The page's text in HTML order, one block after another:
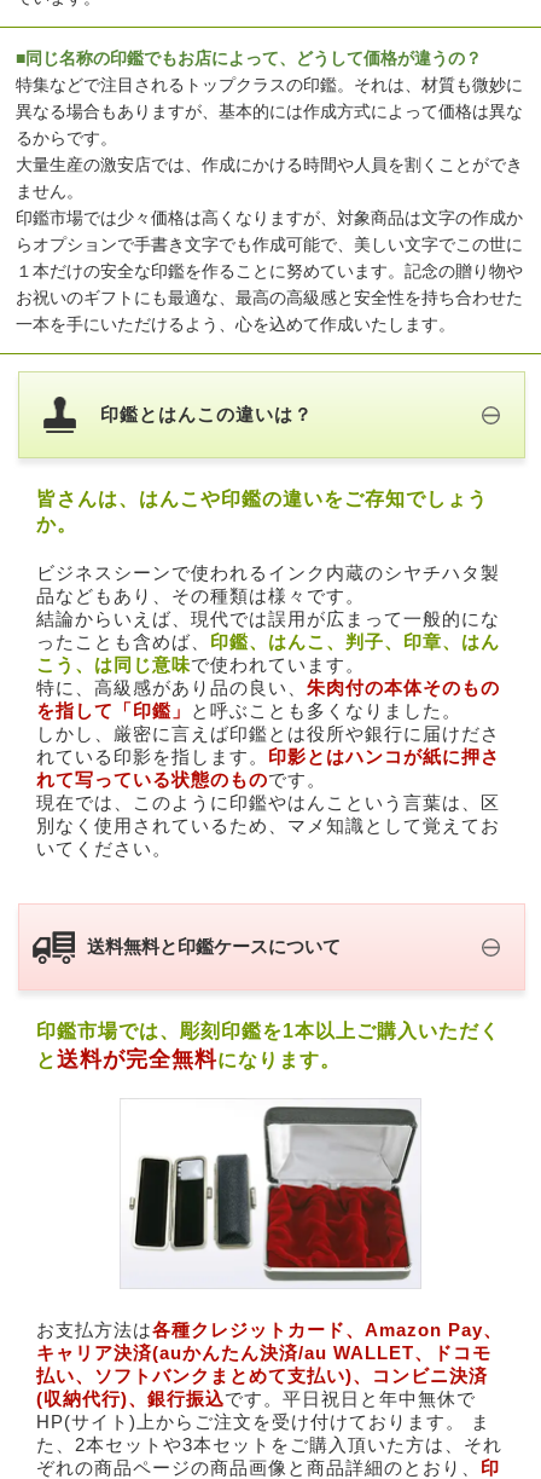
■同じ名称の印鑑でもお店によって、どうして価格が違うの？
特集などで注目されるトップクラスの印鑑。それは、材質も微妙に
異なる場合もありますが、基本的には作成方式によって価格は異な
るからです。
大量生産の激安店では、作成にかける時間や人員を割くことができ
ません。
印鑑市場では少々価格は高くなりますが、対象商品は文字の作成か
らオプションで手書き文字でも作成可能で、美しい文字でこの世に
１本だけの安全な印鑑を作ることに努めています。記念の贈り物や
お祝いのギフトにも最適な、最高の高級感と安全性を持ち合わせた
一本を手にいただけるよう、心を込めて作成いたします。
印鑑とはんこの違いは？
皆さんは、はんこや印鑑の違いをご存知でしょう
か。
ビジネスシーンで使われるインク内蔵のシヤチハタ製
品などもあり、その種類は様々です。
結論からいえば、現代では誤用が広まって一般的にな
ったことも含めば、 印鑑、はんこ、判子、印章、はん
こう、は同じ意味で使われています。
特に、高級感があり品の良い、 朱肉付の本体そのもの
を指して「印鑑」
と呼ぶことも多くなりました。
しかし、厳密に言えば印鑑とは役所や銀行に届けださ
れている印影を指します。 印影とはハンコが紙に押さ
れて写っている状態のものです。
現在では、このように印鑑やはんこという言葉は、区
別なく使用されているため、マメ知識として覚えてお
いてください。
送料無料と印鑑ケースについて
印鑑市場では、彫刻印鑑を1本以上ご購入いただく
と送料が完全無料になります。
お支払方法は各種クレジットカード、​Amazon Pay、​
キャリア決済(​auかんたん決済/au WALLET、ドコモ
払い、ソフトバンクまとめて支払い)、​コンビニ決済
(収納代行)、銀行振込です。平日祝日と年中無休で
HP(サイト)上からご注文を受け付けております。 ま
た、2本セットや3本セットをご購入頂いた方は、それ
ぞれの商品ページの商品画像と商品詳細のとおり、 印